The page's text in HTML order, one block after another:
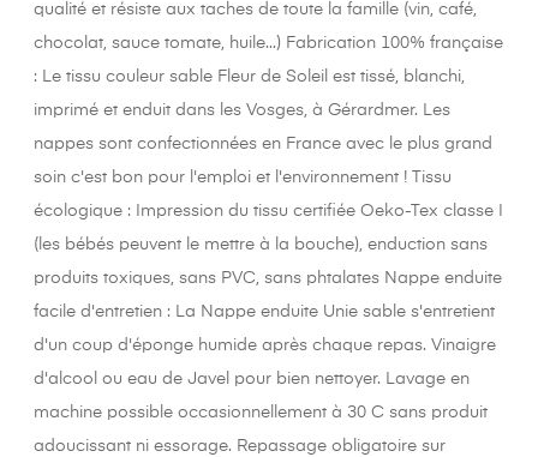
qualité et résiste aux taches de toute la famille (vin, café,
chocolat, sauce tomate, huile...) Fabrication 100% française
: Le tissu couleur sable Fleur de Soleil est tissé, blanchi,
imprimé et enduit dans les Vosges, à Gérardmer. Les
nappes sont confectionnées en France avec le plus grand
soin c'est bon pour l'emploi et l'environnement ! Tissu
écologique : Impression du tissu certifiée Oeko-Tex classe I
(les bébés peuvent le mettre à la bouche), enduction sans
produits toxiques, sans PVC, sans phtalates Nappe enduite
facile d'entretien : La Nappe enduite Unie sable s'entretient
d'un coup d'éponge humide après chaque repas. Vinaigre
d'alcool ou eau de Javel pour bien nettoyer. Lavage en
machine possible occasionnellement à 30 C sans produit
adoucissant ni essorage. Repassage obligatoire sur